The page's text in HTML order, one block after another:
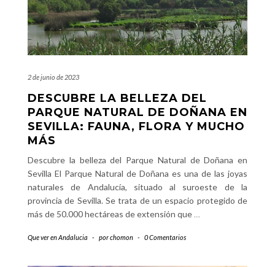
2 de junio de 2023
DESCUBRE LA BELLEZA DEL
PARQUE NATURAL DE DOÑANA EN
SEVILLA: FAUNA, FLORA Y MUCHO
MÁS
Descubre la belleza del Parque Natural de Doñana en
Sevilla El Parque Natural de Doñana es una de las joyas
naturales de Andalucía, situado al suroeste de la
provincia de Sevilla. Se trata de un espacio protegido de
más de 50.000 hectáreas de extensión que …
Que ver en Andalucia - porchomon - 0 Comentarios